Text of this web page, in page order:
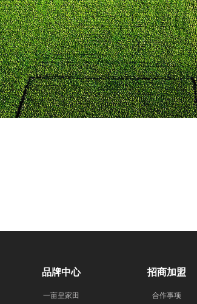
品牌中心
一亩皇家田
招商加盟
合作事项